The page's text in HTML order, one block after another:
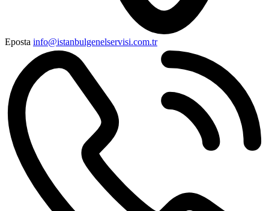
Eposta info@istanbulgenelservisi.com.tr